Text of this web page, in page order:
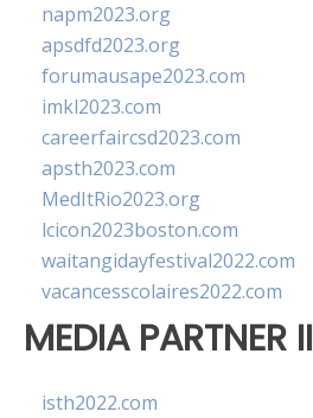
napm2023.org
apsdfd2023.org
forumausape2023.com
imkl2023.com
careerfaircsd2023.com
apsth2023.com
MedItRio2023.org
lcicon2023boston.com
waitangidayfestival2022.com
vacancesscolaires2022.com
MEDIA PARTNER II
isth2022.com